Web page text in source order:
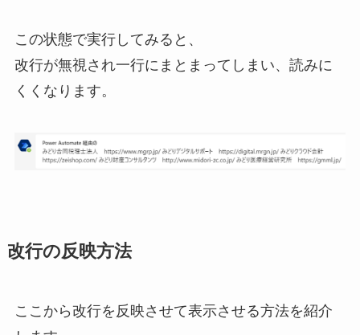
この状態で実行してみると、
改行が無視され一行にまとまってしまい、読みに
くくなります。
改行の反映方法
ここから改行を反映させて表示させる方法を紹介